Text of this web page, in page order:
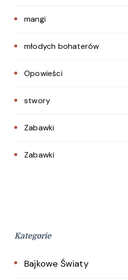
mangi
młodych bohaterów
Opowieści
stwory
Zabawki
Zabawki
Kategorie
Bajkowe Światy